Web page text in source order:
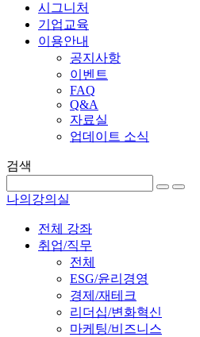
시그니처
기업교육
이용안내
공지사항
이벤트
FAQ
Q&A
자료실
업데이트 소식
검색
나의강의실
전체 강좌
취업/직무
전체
ESG/윤리경영
경제/재테크
리더십/변화혁신
마케팅/비즈니스